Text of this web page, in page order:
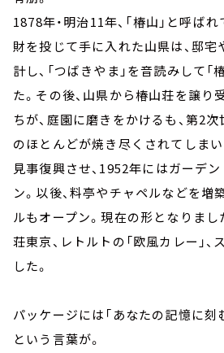
1878年・明治11年、「椿山」と呼ば
財を投じて手に入れた山県は、邸
計し、「つばきやま」を音読みして「
た。その後、山県から椿山荘を譲り
ちが、庭園に磨きをかけるも、第2
のほとんどが焼き尽くされてしまい
見事復興させ、1952年にはガーデ
ン。以後、料亭やチャペルなどを増
ルもオープン。現在の形となりまし
荘東京、レトルトの「欧風カレー」
した。
パッケージには「あなたの記憶に刻
という言葉が。